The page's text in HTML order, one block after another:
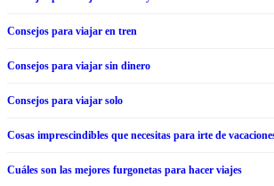
Consejos para viajar en tren
Consejos para viajar sin dinero
Consejos para viajar solo
Cosas imprescindibles que necesitas para irte de
Cuáles son las mejores furgonetas para hacer viajes